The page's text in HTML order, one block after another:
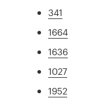
341
1664
1636
1027
1952